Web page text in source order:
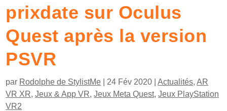
prixdate sur Oculus
Quest après la version
PSVR
par Rodolphe de StylistMe 24 Fév 2020 |Actualités,AR
VR XR,Jeux & App VR,Jeux Meta Quest,Jeux PlayStation
VR2